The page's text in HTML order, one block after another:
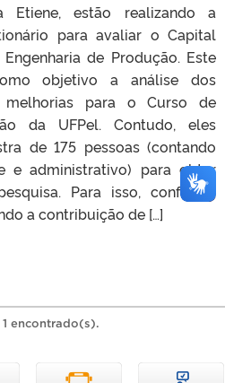
Etiene, estão realizando a
para avaliar o Capital
de Produção. Este
objetivo a análise dos
melhorias para o Curso de
da UFPel. Contudo, eles
de 175 pessoas (contando
e administrativo) para obter
Para isso, conforme
a contribuição de […]
encontrado(s).